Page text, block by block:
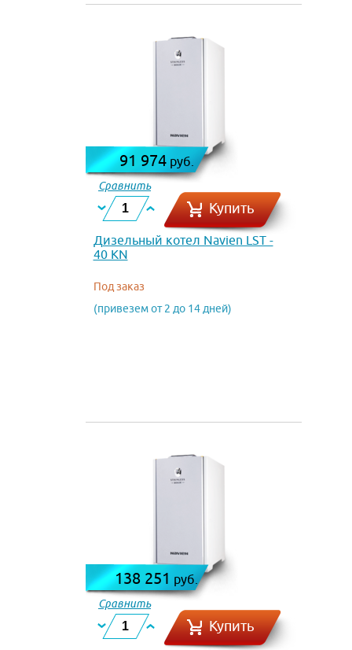
91 974руб.
Сравнить
Купить
Дизельный котел Navien LST -
40 KN
Под заказ
(привезем от 2 до 14 дней)
138 251 руб.
Сравнить
Купить